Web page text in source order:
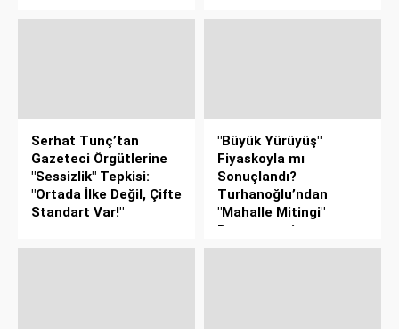
Serhat Tunç’tan
Gazeteci Örgütlerine
"Sessizlik" Tepkisi:
"Ortada İlke Değil, Çifte
Standart Var!"
"Büyük Yürüyüş"
Fiyaskoyla mı
Sonuçlandı?
Turhanoğlu’ndan
"Mahalle Mitingi"
Benzetmesi